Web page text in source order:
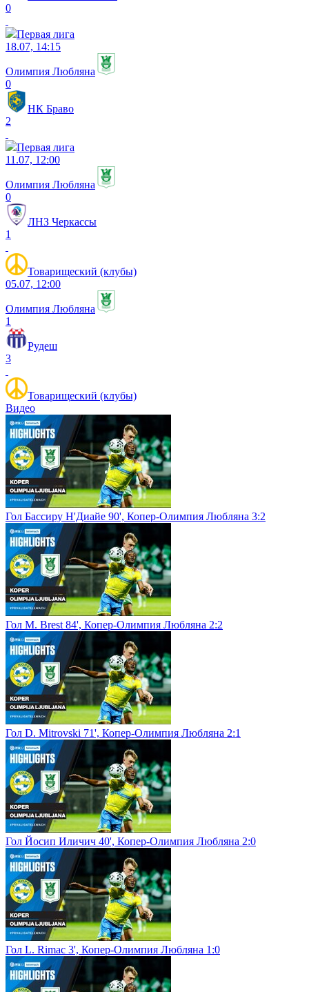
0
Первая лига
18.07, 14:15
Олимпия Любляна
0
НК Браво
2
Первая лига
11.07, 12:00
Олимпия Любляна
0
ЛНЗ Черкассы
1
Товарищеский (клубы)
05.07, 12:00
Олимпия Любляна
1
Рудеш
3
Товарищеский (клубы)
Видео
Гол Бассиру Н'Диайе 90', Копер-Олимпия Любляна 3:2
Гол M. Brest 84', Копер-Олимпия Любляна 2:2
Гол D. Mitrovski 71', Копер-Олимпия Любляна 2:1
Гол Йосип Иличич 40', Копер-Олимпия Любляна 2:0
Гол L. Rimac 3', Копер-Олимпия Любляна 1:0